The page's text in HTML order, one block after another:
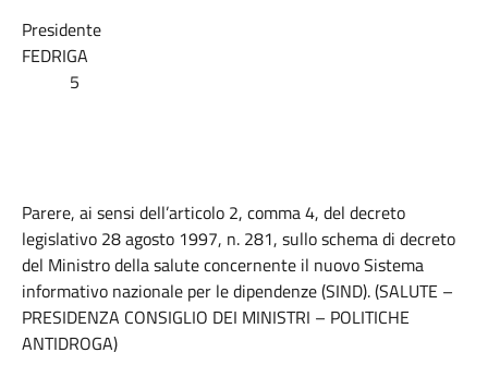
Presidente
FEDRIGA
5
Parere, ai sensi dell’articolo 2, comma 4, del decreto
legislativo 28 agosto 1997, n. 281, sullo schema di decreto
del Ministro della salute concernente il nuovo Sistema
informativo nazionale per le dipendenze (SIND). (SALUTE –
PRESIDENZA CONSIGLIO DEI MINISTRI – POLITICHE
ANTIDROGA)